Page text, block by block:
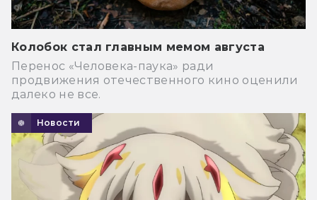
Колобок стал главным мемом августа
Перенос «Человека-паука» ради
продвижения отечественного кино оценили
далеко не все.
Новости